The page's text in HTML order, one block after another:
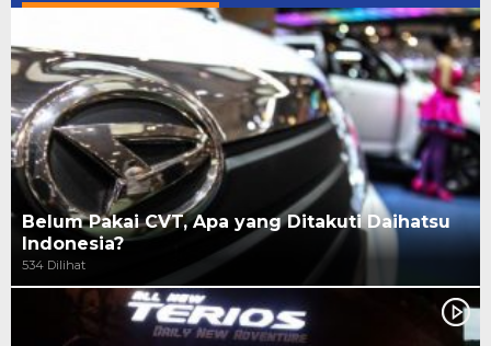
Belum Pakai CVT, Apa yang Ditakuti Daihatsu
Indonesia?
534 Dilihat